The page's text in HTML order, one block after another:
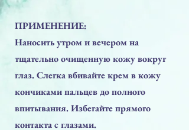
ПРИМЕНЕНИЕ:
Наносить утром и вечером на
тщательно очищенную кожу вокруг
глаз. Слегка вбивайте крем в кожу
кончиками пальцев до полного
впитывания. Избегайте прямого
контакта с глазами.